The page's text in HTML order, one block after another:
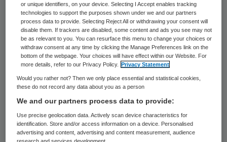
op de spoedeisende hulp, terwijl dat
helemaal niet nodig is, stelt PvdA-Kamerlid
Marith Volp dinsdag.
De ouderen kunnen in een speciale opvang
veel beter worden geholpen. Daar wordt
eerst passende noodhulp geboden en
vervolgens gekeken welke oplossing voor de
lange termijn nodig is. In een aantal regio’s
is dat al goed geregeld. Volp vindt dat er in
or unique identifiers, on your device. Selecting I Accept enables tracking
technologies to support the purposes shown under we and our partners
process data to provide. Selecting Reject All or withdrawing your consent will
disable them. If trackers are disabled, some content and ads you see may not
be as relevant to you. You can resurface this menu to change your choices or
withdraw consent at any time by clicking the Manage Preferences link on the
bottom of the webpage. Your choices will have effect within our Website. For
more details, refer to our Privacy Policy.
Privacy Statement
Would you rather not? Then we only place essential and statistical cookies,
these do not record any data about you as a person
We and our partners process data to provide:
Use precise geolocation data. Actively scan device characteristics for
identification. Store and/or access information on a device. Personalised
advertising and content, advertising and content measurement, audience
research and services development.